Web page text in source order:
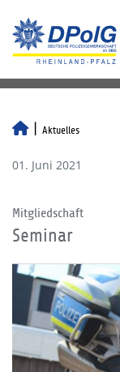
Aktuelles
01. Juni 2021
Mitgliedschaft
Seminar